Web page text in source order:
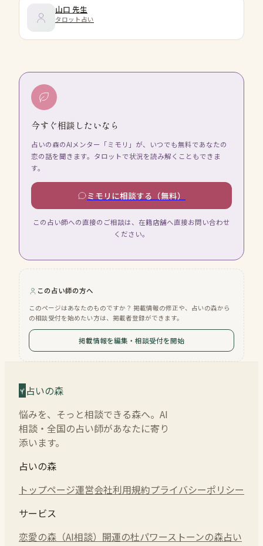
山口 先生
タロット占い
今すぐ相談したいなら
占いの森のAIメンター「ミモリ」が、いつでも無料であなたの
恋の話を聞きます。タロットで状況を読み解くこともできま
す。
ミモリに相談する（無料）
この占い師への直接のご相談は、在籍店舗へ直接お問い合わせ
ください。
この占い師の方へ
このページはあなたのものですか？ 掲載情報の修正や、占いの森から
の相談受付を始めたい方は、掲載者登録ができます。
掲載情報を編集・相談受付を開始
占いの森
悩みを、そっと相談できる森へ。AI
相談・全国の占い師があなたに寄り
添います。
占いの森
トップページ運営会社利用規約プライバシーポリシー
サービス
恋愛の森（AI相談） 開運の杜パワーストーンの森占い